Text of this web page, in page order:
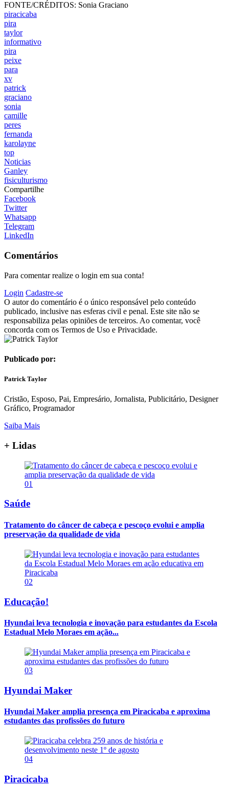
FONTE/CRÉDITOS: Sonia Graciano
piracicaba
pira
taylor
informativo
pira
peixe
para
xv
patrick
graciano
sonia
camille
peres
fernanda
karolayne
top
Noticias
Ganley
fisiculturismo
Compartilhe
Facebook
Twitter
Whatsapp
Telegram
LinkedIn
Comentários
Para comentar realize o login em sua conta!
Login Cadastre-se
O autor do comentário é o único responsável pelo conteúdo
publicado, inclusive nas esferas civil e penal. Este site não se
responsabiliza pelas opiniões de terceiros. Ao comentar, você
concorda com os Termos de Uso e Privacidade.
Publicado por:
Patrick Taylor
Cristão, Esposo, Pai, Empresário, Jornalista, Publicitário, Designer
Gráfico, Programador
Saiba Mais
+ Lidas
01
Saúde
Tratamento do câncer de cabeça e pescoço evolui e amplia
preservação da qualidade de vida
02
Educação!
Hyundai leva tecnologia e inovação para estudantes da Escola
Estadual Melo Moraes em ação...
03
Hyundai Maker
Hyundai Maker amplia presença em Piracicaba e aproxima
estudantes das profissões do futuro
04
Piracicaba